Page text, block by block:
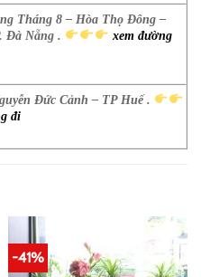
Tháng 8 – Hòa Thọ Đông –
Đà Nẵng .
xem đường
Đức Cảnh – TP Huế .
đi
-41%